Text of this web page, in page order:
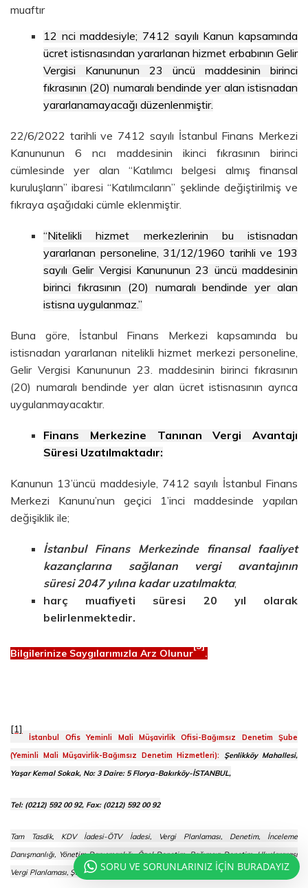
muaftır
12 nci maddesiyle; 7412 sayılı Kanun kapsamında
ücret istisnasından yararlanan hizmet erbabının Gelir
Vergisi Kanununun 23 üncü maddesinin birinci
fıkrasının (20) numaralı bendinde yer alan istisnadan
yararlanamayacağı düzenlenmiştir.
22/6/2022 tarihli ve 7412 sayılı İstanbul Finans Merkezi
Kanununun 6 ncı maddesinin ikinci fıkrasının birinci
cümlesinde yer alan “Katılımcı belgesi almış finansal
kuruluşların” ibaresi “Katılımcıların” şeklinde değiştirilmiş ve
fıkraya aşağıdaki cümle eklenmiştir.
“Nitelikli hizmet merkezlerinin bu istisnadan
yararlanan personeline, 31/12/1960 tarihli ve 193
sayılı Gelir Vergisi Kanununun 23 üncü maddesinin
birinci fıkrasının (20) numaralı bendinde yer alan
istisna uygulanmaz.”
Buna göre, İstanbul Finans Merkezi kapsamında bu
istisnadan yararlanan nitelikli hizmet merkezi personeline,
Gelir Vergisi Kanununun 23. maddesinin birinci fıkrasının
(20) numaralı bendinde yer alan ücret istisnasının ayrıca
uygulanmayacaktır.
Finans Merkezine Tanınan Vergi Avantajı
Süresi Uzatılmaktadır:
Kanunun 13’üncü maddesiyle, 7412 sayılı İstanbul Finans
Merkezi Kanunu’nun geçici 1’inci maddesinde yapılan
değişiklik ile;
İstanbul Finans Merkezinde finansal faaliyet
kazançlarına sağlanan vergi avantajının
süresi 2047 yılına kadar uzatılmakta;
harç muafiyeti süresi 20 yıl olarak
belirlenmektedir.
Bilgilerinize Saygılarımızla Arz Olunur
[3]
.
[1]
İstanbul Ofis Yeminli Mali Müşavirlik Ofisi-Bağımsız Denetim Şube
(Yeminli Mali Müşavirlik-Bağımsız Denetim Hizmetleri):
Şenlikköy Mahallesi,
Yaşar Kemal Sokak, No: 3 Daire: 5 Florya-Bakırköy-İSTANBUL,
Tel: (0212) 592 00 92, Fax: (0212) 592 00 92
Tam Tasdik, KDV İadesi-ÖTV İadesi, Vergi Planlaması, Denetim, İnceleme
Danışmanlığı, Yönetim Danışmanlığı, Özel Denetim, Bağımsız Denetim, Uluslararası
Vergi Planlaması, Şirket Değerlemesi, İç Denetim, Vergi Danışmanlığı.
SORU VE SORUNLARINIZ İÇİN BURADAYIZ